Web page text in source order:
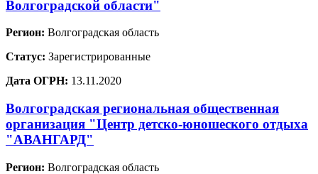
Волгоградской области"
Регион: Волгоградская область
Статус: Зарегистрированные
Дата ОГРН: 13.11.2020
Волгоградская региональная общественная
организация "Центр детско-юношеского отдыха
"АВАНГАРД"
Регион: Волгоградская область